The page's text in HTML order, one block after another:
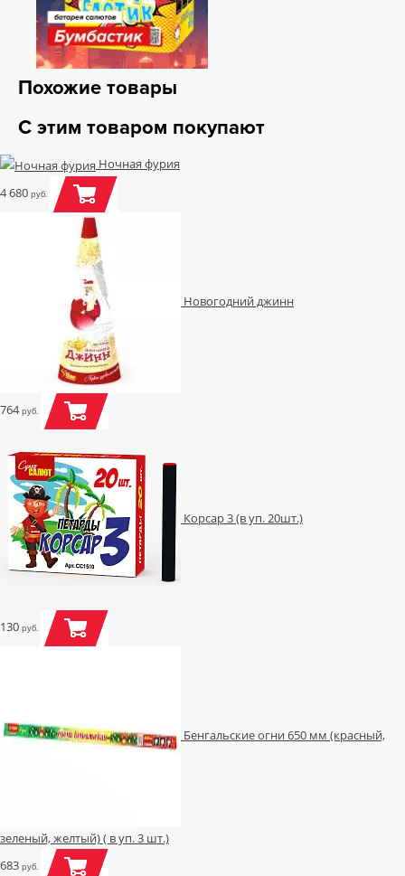
Похожие товары
С этим товаром покупают
Ночная фурия
4 680 руб.
Новогодний джинн
764руб.
Корсар 3 (в уп. 20шт.)
130 руб.
Бенгальские огни 650 мм (красный,
зеленый, желтый) ( в уп. 3 шт.)
683 руб.